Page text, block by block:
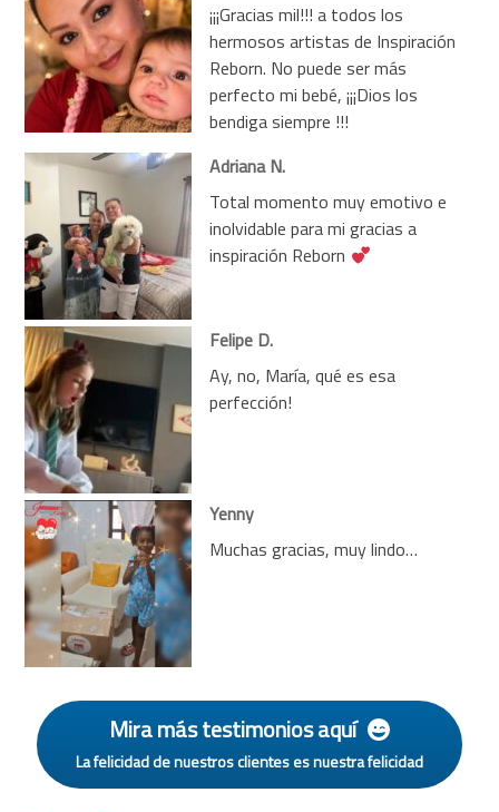
¡¡¡Gracias mil!!! a todos los
hermosos artistas de Inspiración
Reborn. No puede ser más
perfecto mi bebé, ¡¡¡Dios los
bendiga siempre !!!
Adriana N.
Total momento muy emotivo e
inolvidable para mi gracias a
inspiración Reborn
Felipe D.
Ay, no, María, qué es esa
perfección!
Yenny
Muchas gracias, muy lindo…
Mira más testimonios aquí
La felicidad de nuestros clientes es nuestra felicidad